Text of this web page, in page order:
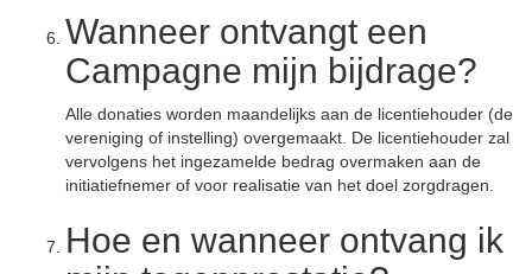
Wanneer ontvangt een
Campagne mijn bijdrage?
Alle donaties worden maandelijks aan de licentiehouder (de
vereniging of instelling) overgemaakt. De licentiehouder zal
vervolgens het ingezamelde bedrag overmaken aan de
initiatiefnemer of voor realisatie van het doel zorgdragen.
Hoe en wanneer ontvang ik